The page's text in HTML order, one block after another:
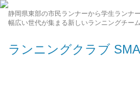
ランニングクラブ
静岡県東部の市民ランナーから学生ランナ
幅広い世代が集まる新しいランニングチー